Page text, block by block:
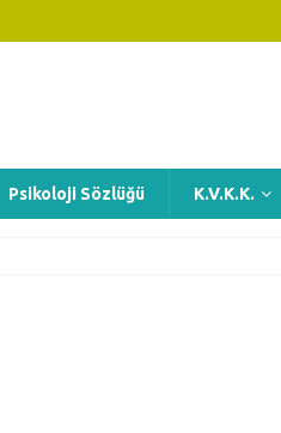
Psikoloji Sözlüğü K.V.K.K.